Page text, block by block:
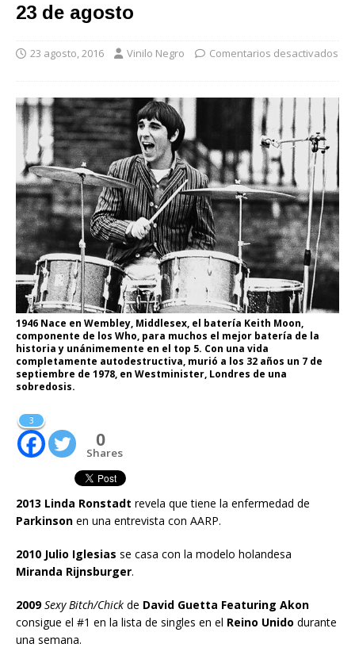
23 de agosto
23 agosto, 2016 Vinilo Negro Comentarios desactivados
1946 Nace en Wembley, Middlesex, el batería Keith Moon,
componente de los Who, para muchos el mejor batería de la
historia y unánimemente en el top 5. Con una vida
completamente autodestructiva, murió a los 32 años un 7 de
septiembre de 1978, en Westminister, Londres de una
sobredosis.
3
0
Shares
2013 Linda Ronstadt revela que tiene la enfermedad de
Parkinson en una entrevista con AARP.
2010 Julio Iglesias se casa con la modelo holandesa
Miranda Rijnsburger.
2009 Sexy Bitch/Chick de David Guetta Featuring Akon
consigue el #1 en la lista de singles en el Reino Unido durante
una semana.